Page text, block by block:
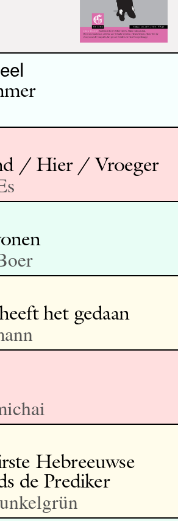
/ Hier / Vroeger
het gedaan
Hebreeuwse
de Prediker